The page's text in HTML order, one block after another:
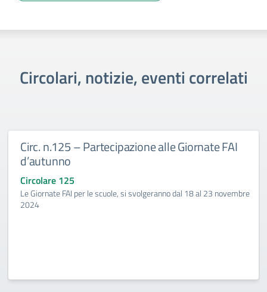
Circolari, notizie, eventi correlati
Circ. n.125 – Partecipazione alle Giornate FAI
d’autunno
Circolare 125
Le Giornate FAI per le scuole, si svolgeranno dal 18 al 23 novembre
2024